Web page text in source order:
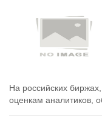
На российских
оценкам аналитиков,